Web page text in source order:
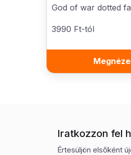
God of war dotted
3990 Ft-tól
Iratkozzon fel
Értesüljön elsőként